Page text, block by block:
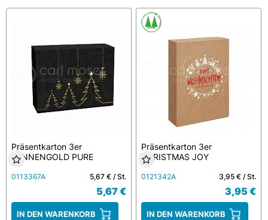
Präsentkarton 3er
TANNENGOLD PURE
SCHWARZ
0113367A 5,67 € / St.
5,67 €
IN DEN WARENKORB
Präsentkarton 3er
CHRISTMAS JOY
0121342A 3,95 € / St.
3,95 €
IN DEN WARENKORB